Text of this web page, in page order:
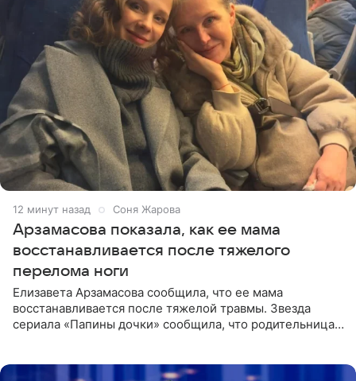
12 минут назад Соня Жарова
Арзамасова показала, как ее мама
восстанавливается после тяжелого
перелома ноги
Елизавета Арзамасова сообщила, что ее мама
восстанавливается после тяжелой травмы. Звезда
сериала «Папины дочки» сообщила, что родительница